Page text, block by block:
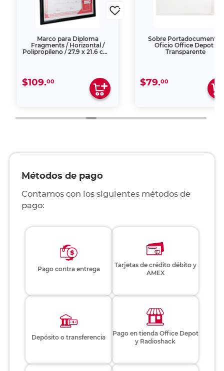
Marco para Diploma
Fragments / Horizontal /
Polipropileno / 27.9 x 21.6 cm /
$109.00
Sobre Portadocumentos
Oficio Office Depot /
Transparente
$79.00
Métodos de pago
Contamos con los siguientes métodos de
pago:
Pago contra entrega
Tarjetas de crédito débito y
AMEX
Depósito o transferencia
Pago en tienda Office Depot
y Radioshack